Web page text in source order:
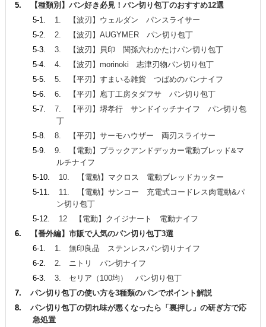
【種類別】パン好き必見！パン切り包丁のおすすめ12選
1. 【波刃】ウェルダン パンスライサー
2. 【波刃】AUGYMER パン切り包丁
3. 【波刃】貝印 関孫六わかたけパン切り包丁
4. 【波刃】morinoki 志津刃物パン切り包丁
5. 【平刃】すまいる雑貨 つばめのパンナイフ
6. 【平刃】庖丁工房タダフサ パン切り包丁
7. 【平刃】堺孝行 サンドイッチナイフ パン切り包
丁
8. 【平刃】サーモハウザー 両刃スライサー
9. 【電動】ブラックアンドデッカー電動ブレッド&マ
ルチナイフ
10. 【電動】マクロス 電動ブレッドカッター
11. 【電動】サンコー 充電式コードレス肉電動&パ
ン切り包丁
12 【電動】クイジナート 電動ナイフ
【番外編】市販で人気のパン切り包丁3選
1. 無印良品 ステンレスパン切りナイフ
2. ニトリ パン切ナイフ
3. セリア（100均） パン切り包丁
パン切り包丁の使い方を3種類のパンでポイント解説
パン切り包丁の切れ味が悪くなったら「裏押し」の研ぎ方で応
急処置